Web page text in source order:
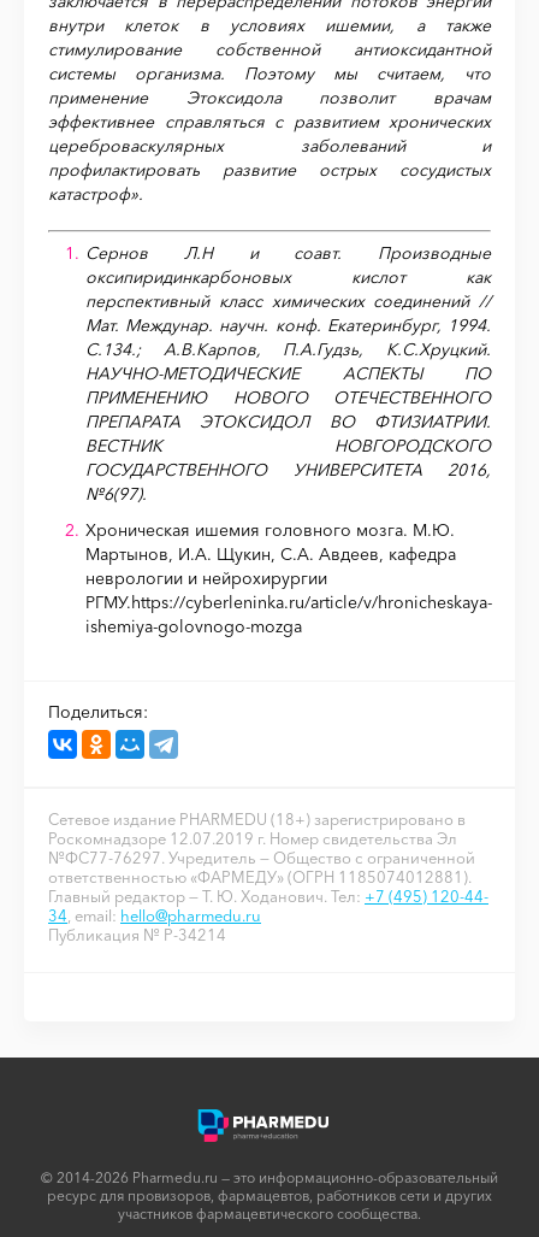
внутри клеток в условиях ишемии, а также
стимулирование собственной антиоксидантной
системы организма. Поэтому мы считаем, что
применение Этоксидола позволит врачам
эффективнее справляться с развитием хронических
цереброваскулярных заболеваний и
профилактировать развитие острых сосудистых
катастроф».
Сернов Л.Н и соавт. Производные
оксипиридинкарбоновых кислот как
перспективный класс химических соединений //
Мат. Междунар. научн. конф. Екатеринбург, 1994.
С.134.; А.В.Карпов, П.А.Гудзь, К.С.Хруцкий.
НАУЧНО-МЕТОДИЧЕСКИЕ АСПЕКТЫ ПО
ПРИМЕНЕНИЮ НОВОГО ОТЕЧЕСТВЕННОГО
ПРЕПАРАТА ЭТОКСИДОЛ ВО ФТИЗИАТРИИ.
ВЕСТНИК НОВГОРОДСКОГО
ГОСУДАРСТВЕННОГО УНИВЕРСИТЕТА 2016,
№6(97).
Хроническая ишемия головного мозга. М.Ю.
Мартынов, И.А. Щукин, С.А. Авдеев, кафедра
неврологии и нейрохирургии
РГМУ.https://cyberleninka.ru/article/v/hronicheskaya-
ishemiya-golovnogo-mozga
Поделиться:
Сетевое издание PHARMEDU (18+) зарегистрировано в
Роскомнадзоре 12.07.2019 г. Номер свидетельства Эл
№ФС77-76297. Учредитель — Общество с ограниченной
ответственностью «ФАРМЕДУ» (ОГРН 1185074012881).
Главный редактор — Т. Ю. Ходанович. Тел: +7 (495) 120-44-
34 , email: hello@pharmedu.ru
Публикация № P-34214
© 2014-2026 Pharmedu.ru — это информационно-образовательный
ресурс для провизоров, фармацевтов, работников сети и других
участников фармацевтического сообщества.